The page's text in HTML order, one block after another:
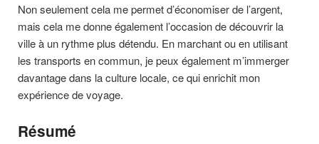
Non seulement cela me permet d’économiser de l’argent,
mais cela me donne également l’occasion de découvrir la
ville à un rythme plus détendu. En marchant ou en utilisant
les transports en commun, je peux également m’immerger
davantage dans la culture locale, ce qui enrichit mon
expérience de voyage.
Résumé